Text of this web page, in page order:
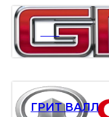
ДМС
ГРИТ ВАЛЛ